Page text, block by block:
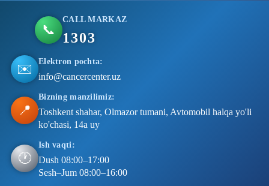
📞
CALL MARKAZ
1303
✉️ Elektron pochta:
info@cancercenter.uz
📍
Bizning manzilimiz:
Toshkent shahar, Olmazor tumani, Avtomobil halqa yo'li
ko'chasi, 14a uy
🕐
Ish vaqti:
Dush 08:00–17:00
Sesh–Jum 08:00–16:00